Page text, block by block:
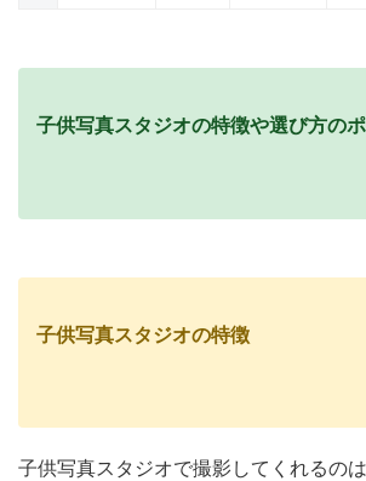
子供写真スタジオの特徴や選び方の
子供写真スタジオの特徴
子供写真スタジオで撮影してくれるの